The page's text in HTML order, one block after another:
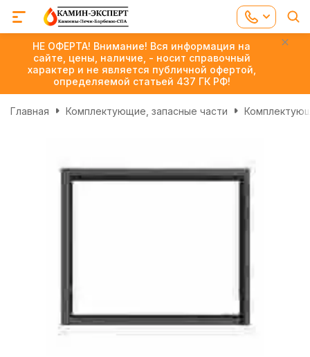
НЕ ОФЕРТА! Внимание! Вся информация на
сайте, цены, наличие, - носит справочный
характер и не является публичной офертой,
определяемой статьей 437 ГК РФ!
Главная Комплектующие, запасные части